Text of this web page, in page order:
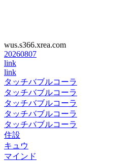
wus.s366.xrea.com
20260807
link
link
タッチバブルコーラ
タッチバブルコーラ
タッチバブルコーラ
タッチバブルコーラ
タッチバブルコーラ
住設
キュウ
マインド